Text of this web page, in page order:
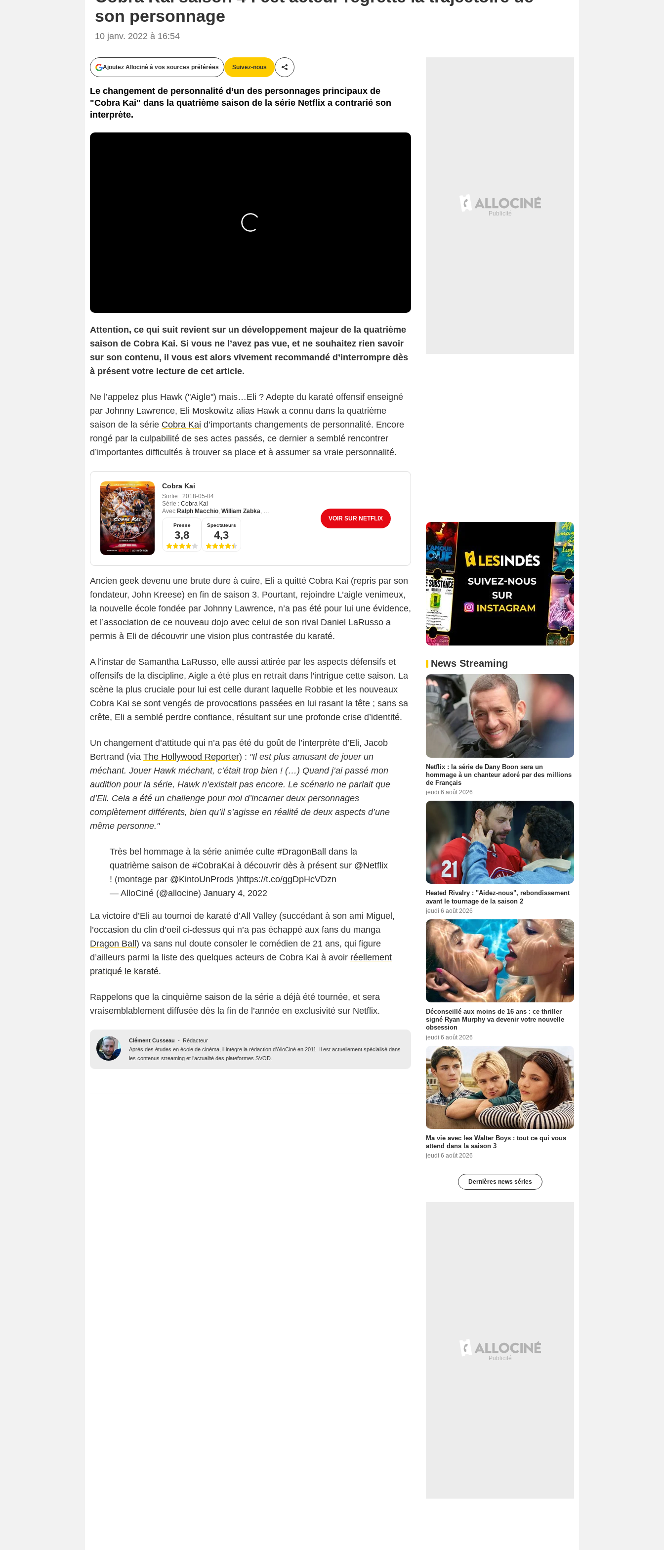
son personnage
10 janv. 2022 à 16:54
Ajoutez Allociné à vos sources préférées Suivez-nous
Partager cet article
Le changement de personnalité d’un des personnages principaux de
"Cobra Kai" dans la quatrième saison de la série Netflix a contrarié son
interprète.
Attention, ce qui suit revient sur un développement majeur de la quatrième
saison de Cobra Kai. Si vous ne l’avez pas vue, et ne souhaitez rien savoir
sur son contenu, il vous est alors vivement recommandé d’interrompre dès
à présent votre lecture de cet article.
Ne l’appelez plus Hawk ("Aigle") mais…Eli ? Adepte du karaté offensif enseigné
par Johnny Lawrence, Eli Moskowitz alias Hawk a connu dans la quatrième
saison de la série Cobra Kai d’importants changements de personnalité. Encore
rongé par la culpabilité de ses actes passés, ce dernier a semblé rencontrer
d’importantes difficultés à trouver sa place et à assumer sa vraie personnalité.
Cobra Kai
Sortie : 2018-05-04
Série : Cobra Kai
Avec Ralph Macchio, William Zabka, Courtney Henggeler
Presse
3,8
Spectateurs
4,3
VOIR SUR NETFLIX
Ancien geek devenu une brute dure à cuire, Eli a quitté Cobra Kai (repris par son
fondateur, John Kreese) en fin de saison 3. Pourtant, rejoindre L’aigle venimeux,
la nouvelle école fondée par Johnny Lawrence, n’a pas été pour lui une évidence,
et l’association de ce nouveau dojo avec celui de son rival Daniel LaRusso a
permis à Eli de découvrir une vision plus contrastée du karaté.
A l’instar de Samantha LaRusso, elle aussi attirée par les aspects défensifs et
offensifs de la discipline, Aigle a été plus en retrait dans l'intrigue cette saison. La
scène la plus cruciale pour lui est celle durant laquelle Robbie et les nouveaux
Cobra Kai se sont vengés de provocations passées en lui rasant la tête ; sans sa
crête, Eli a semblé perdre confiance, résultant sur une profonde crise d’identité.
Un changement d’attitude qui n’a pas été du goût de l’interprète d’Eli, Jacob
Bertrand (via The Hollywood Reporter) : "Il est plus amusant de jouer un
méchant. Jouer Hawk méchant, c’était trop bien ! (…) Quand j’ai passé mon
audition pour la série, Hawk n’existait pas encore. Le scénario ne parlait que
d’Eli. Cela a été un challenge pour moi d’incarner deux personnages
complètement différents, bien qu’il s’agisse en réalité de deux aspects d’une
même personne."
Très bel hommage à la série animée culte #DragonBall
dans la
quatrième saison de #CobraKai à découvrir dès à présent sur @Netflix
! (montage par @KintoUnProds )https://t.co/ggDpHcVDzn
— AlloCiné (@allocine) January 4, 2022
La victoire d’Eli au tournoi de karaté d’All Valley (succédant à son ami Miguel,
l’occasion du clin d’oeil ci-dessus qui n’a pas échappé aux fans du manga
Dragon Ball ) va sans nul doute consoler le comédien de 21 ans, qui figure
d’ailleurs parmi la liste des quelques acteurs de Cobra Kai à avoir réellement
pratiqué le karaté.
Rappelons que la cinquième saison de la série a déjà été tournée, et sera
vraisemblablement diffusée dès la fin de l’année en exclusivité sur Netflix.
Clément Cusseau -
Rédacteur
Après des études en école de cinéma, il intègre la rédaction d’AlloCiné en 2011. Il est actuellement spécialisé dans
les contenus streaming et l’actualité des plateformes SVOD.
News Streaming
Netflix : la série de Dany Boon sera un
hommage à un chanteur adoré par des millions
de Français
jeudi 6 août 2026
Heated Rivalry : "Aidez-nous", rebondissement
avant le tournage de la saison 2
jeudi 6 août 2026
Déconseillé aux moins de 16 ans : ce thriller
signé Ryan Murphy va devenir votre nouvelle
obsession
jeudi 6 août 2026
Ma vie avec les Walter Boys : tout ce qui vous
attend dans la saison 3
jeudi 6 août 2026
Dernières news séries